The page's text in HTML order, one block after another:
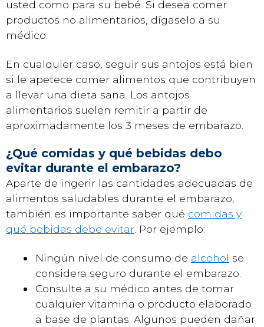
usted como para su bebé. Si desea comer
productos no alimentarios, dígaselo a su
médico.
En cualquier caso, seguir sus antojos está bien
si le apetece comer alimentos que contribuyen
a llevar una dieta sana. Los antojos
alimentarios suelen remitir a partir de
aproximadamente los 3 meses de embarazo.
¿Qué comidas y qué bebidas debo
evitar durante el embarazo?
Aparte de ingerir las cantidades adecuadas de
alimentos saludables durante el embarazo,
también es importante saber qué comidas y
qué bebidas debe evitar . Por ejemplo:
Ningún nivel de consumo de alcohol se
considera seguro durante el embarazo.
Consulte a su médico antes de tomar
cualquier vitamina o producto elaborado
a base de plantas. Algunos pueden dañar